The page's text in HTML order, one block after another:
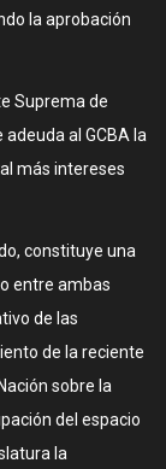
la aprobación
Suprema de
al GCBA la
más intereses
constituye una
entre ambas
de las
de la reciente
sobre la
del espacio
la